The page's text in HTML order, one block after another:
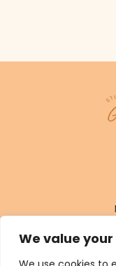
We value